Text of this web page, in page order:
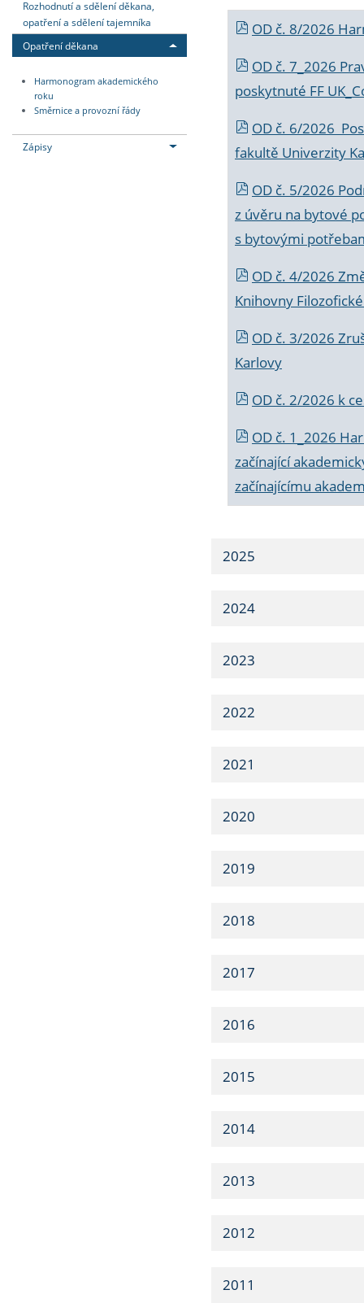
Rozhodnutí a sdělení děkana,
opatření a sdělení tajemníka
Opatření děkana
Harmonogram akademického
roku
Směrnice a provozní řády
Zápisy
OD č. 8/2026
OD č. 7_2026
poskytnuté FF
OD č. 6/2026
fakultě Univerzity
OD č. 5/2026
z úvěru na bytové
s bytovými
OD č. 4/2026
Knihovny
OD č. 3/2026
Karlovy
OD č. 2/2026 k
OD č. 1_2026
začínající
začínajícímu
2025
2024
2023
2022
2021
2020
2019
2018
2017
2016
2015
2014
2013
2012
2011